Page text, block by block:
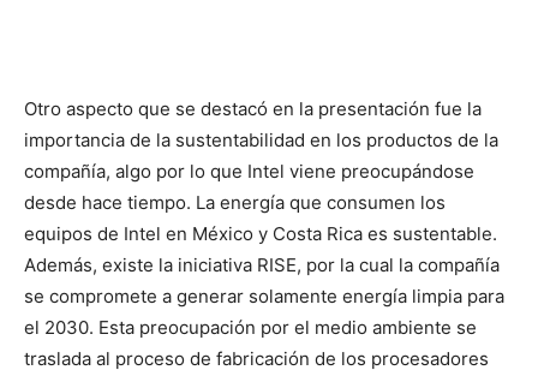
Otro aspecto que se destacó en la presentación fue la
importancia de la sustentabilidad en los productos de la
compañía, algo por lo que Intel viene preocupándose
desde hace tiempo. La energía que consumen los
equipos de Intel en México y Costa Rica es sustentable.
Además, existe la iniciativa RISE, por la cual la compañía
se compromete a generar solamente energía limpia para
el 2030. Esta preocupación por el medio ambiente se
traslada al proceso de fabricación de los procesadores